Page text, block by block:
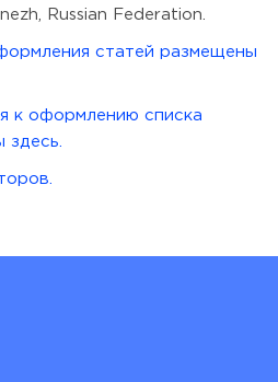
Russian Federation.
статей размещены
к оформлению списка
здесь.